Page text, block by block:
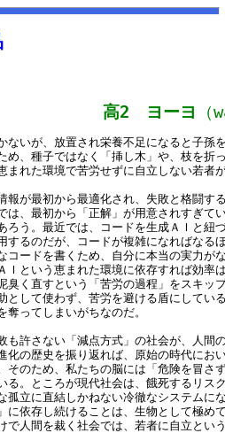
高2 ヨーヨ （
ないが、放置され栄養不足になると子孫
め、種子ではなく「挿し木」や、枝を折
まれた環境で苦労せずに自立しない若者
が最初から最適化され、失敗と格闘す
は、最初から「正解」が用意されすぎて
ろう。最近では、コードを生成ＡＩと紐
するのだが、コードが複雑になればなる
コードを書くため、自分に本当の実力が
Ｉという恵まれた環境に依存すれば効率
臭く直すという「苦労の過程」をスキッ
として使わず、苦労を避ける盾にしてい
ってしまいがちなのだ。
許さない「減点方式」の社会が、人間
化の歴史を振り返れば、原始の時代にお
そのため、私たちの脳には「危険を冒
る。ところが現代社会は、餓死するリス
孤立に直結しかねない冷徹なシステムに
に依存し続けることは、生物として極め
で人間を裁く社会では、若者に自立とい